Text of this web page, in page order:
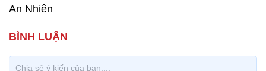
An Nhiên